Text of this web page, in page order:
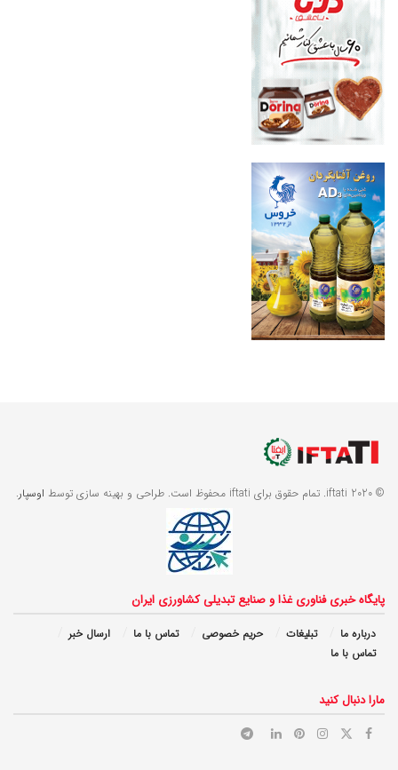
© 2020 iftati. تمام حقوق برای iftati محفوظ است. طراحی و بهینه سازی توسط اوسپار.
پایگاه خبری فناوری غذا و صنایع تبدیلی کشاورزی ایران
درباره ما تبلیغات حریم خصوصی تماس با ما
ارسال خبر
تماس با ما
مارا دنبال کنید